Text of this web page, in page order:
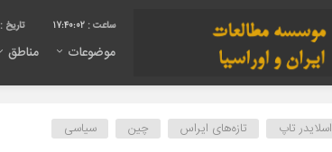
17:40:03 تاریخ :
موضوعات مناطق
اسلایدر تاپ تازه‌های ایراس چین سیاسی